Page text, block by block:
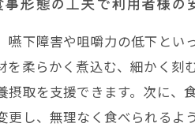
嚥下障害や咀嚼力の低下とい
を柔らかく煮込む、細かく刻
摂取を支援できます。次に、
更し、無理なく食べられる